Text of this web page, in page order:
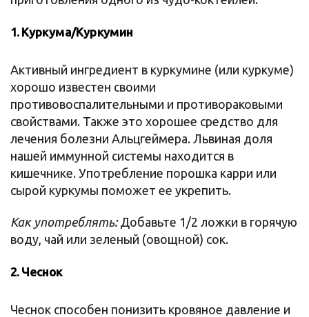
1. Куркума/Куркумин
Активный ингредиент в куркумине (или куркуме)
хорошо известен своими
противовоспалительными и противораковыми
свойствами. Также это хорошее средство для
лечения болезни Альцгеймера. Львиная доля
нашей иммунной системы находится в
кишечнике. Употребление порошка карри или
сырой куркумы поможет ее укрепить.
Как употреблять:Добавьте 1/2 ложки в горячую
воду, чай или зеленый (овощной) сок.
2. Чеснок
Чеснок способен понизить кровяное давление и